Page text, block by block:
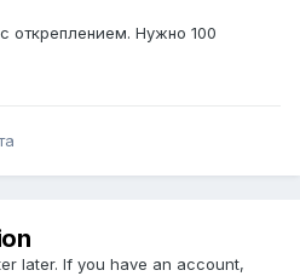
откреплением. Нужно 100
later. If you have an account,